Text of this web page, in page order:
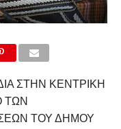
ΣΤΗΝ ΚΕΝΤΡΙΚΗ
ΤΩΝ
ΤΟΥ ΔΗΜΟΥ